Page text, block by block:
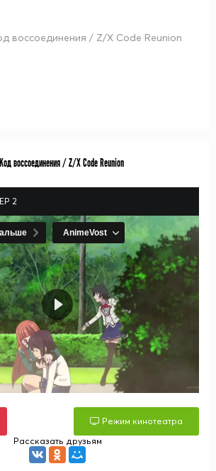
воссоединения / Z/X Code Reunion
воссоединения / Z/X Code Reunion
2
Режим кинотеатра
Рассказать друзьям